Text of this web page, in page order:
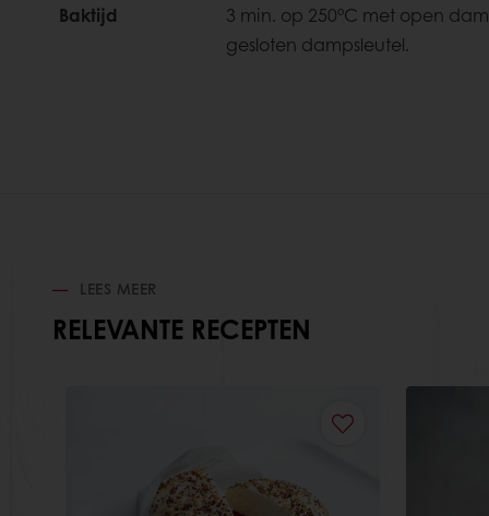
Baktijd
3 min. op 250°C met open
gesloten dampsleutel.
LEES MEER
RELEVANTE RECEPTEN